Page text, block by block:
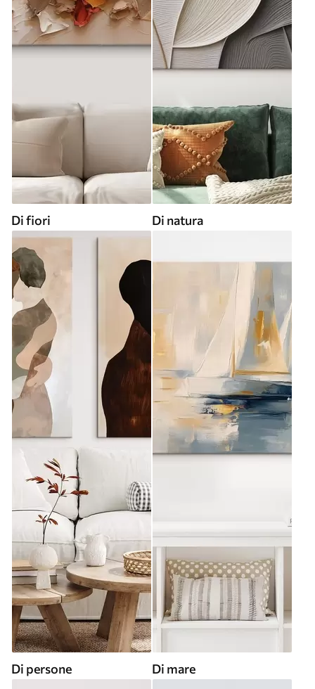
Di fiori Di natura
Di persone Di mare